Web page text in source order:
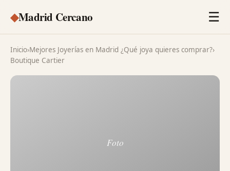
◆Madrid Cercano ☰
Inicio›Mejores Joyerías en Madrid ¿Qué joya quieres comprar?›
Boutique Cartier